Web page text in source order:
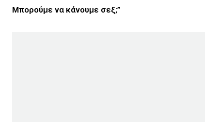
Μπορούμε να κάνουμε σεξ;”